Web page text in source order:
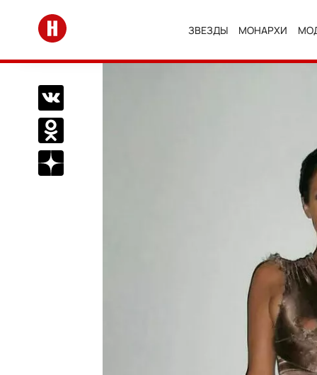
Перейти на главную
ЗВЕЗДЫ МОНАРХИ
Поделиться Вконтакте
Поделиться в Одноклассниках
Подписаться на нас в Дзен